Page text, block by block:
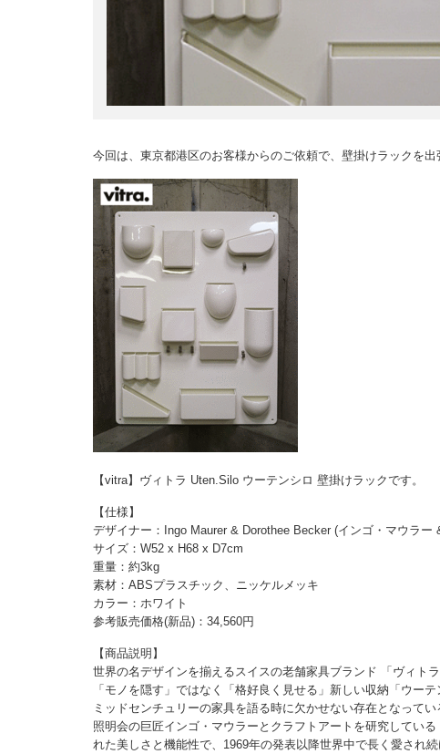
今回は、東京都港区のお客様からのご依頼で、壁掛けラックを出
【vitra】ヴィトラ Uten.Silo ウーテンシロ 壁掛けラックです。
【仕様】
デザイナー：Ingo Maurer & Dorothee Becker (インゴ・マウラー
サイズ：W52 x H68 x D7cm
重量：約3kg
素材：ABSプラスチック、ニッケルメッキ
カラー：ホワイト
参考販売価格(新品)：34,560円
【商品説明】
世界の名デザインを揃えるスイスの老舗家具ブランド 「ヴィトラ
「モノを隠す」ではなく「格好良く見せる」新しい収納「ウーテ
ミッドセンチュリーの家具を語る時に欠かせない存在となってい
照明会の巨匠インゴ・マウラーとクラフトアートを研究してい
れた美しさと機能性で、1969年の発表以降世界中で長く愛され続